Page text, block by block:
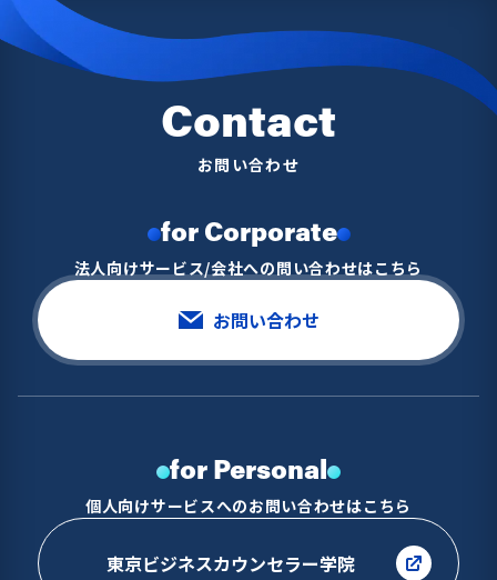
Contact
お問い合わせ
for Corporate
法人向けサービス/会社への問い合わせはこちら
お問い合わせ
for Personal
個人向けサービスへのお問い合わせはこちら
東京ビジネスカウンセラー学院